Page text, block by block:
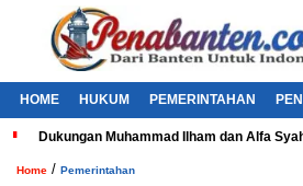
HOME HUKUM PEMERINTAHAN
Dukungan Muhammad Ilham dan Alfa
Home / Pemerintahan